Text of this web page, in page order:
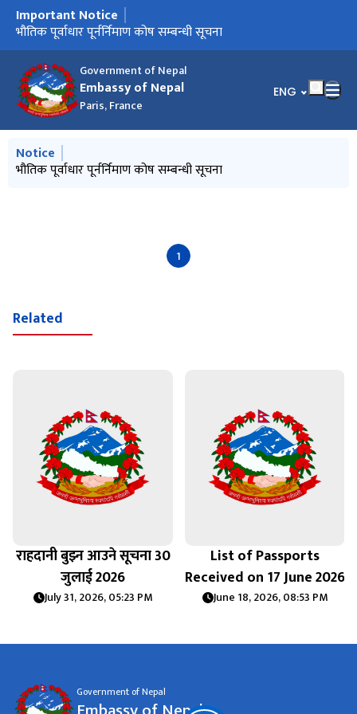
Government of Nepal
Embassy of Nepal
Paris, France
भाषा चयन गर्नुहोस्
ENG
मुख्य नेभिगेसनमा जानुहोस्
Important Notice
Notice from January 2025
भौतिक पूर्वाधार पूर्नर्निमाण कोष सम्बन्धी सूचना
मुख्य नेभिगेसनमा जानुहोस्
Notice
Notice from January 2025
भौतिक पूर्वाधार पूर्नर्निमाण कोष सम्बन्धी सूचना
1
Related
राहदानी बुझ्न आउने सूचना 30
जुलाई 2026
July 31, 2026, 05:23 PM
List of Passports
Received on 17 June 2026
June 18, 2026, 08:53 PM
Government of Nepal